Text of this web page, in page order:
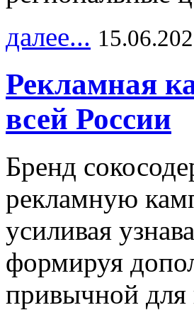
далее...
Рекламная
всей России
Бренд
рекламную
усиливая
формируя
привычной для